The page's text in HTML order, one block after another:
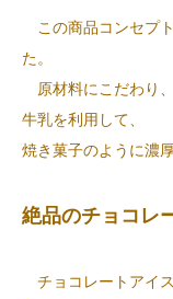
この商品コンセプ
た。
原材料にこだわり
牛乳を利用して、
焼き菓子のように濃
絶品のチョコレ
チョコレートアイ